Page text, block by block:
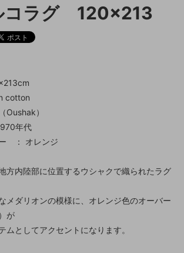
ラグ 120×213
cotton
）
年代
： オレンジ
方内陸部に位置するウシャクで織られたラグ
メダリオンの模様に、オレンジ色のオーバー
が
ムとしてアクセントになります。